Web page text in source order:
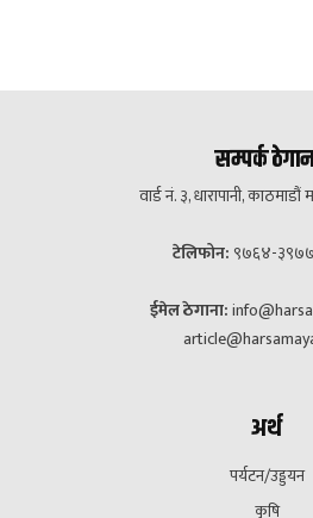
सम्पर्क
वार्ड नं. ३, धारापानी,
टेलिफोन: ९७६४-
ईमेल ठेगाना:
अर्थ
पर्यटन/उड्डयन
कृषि